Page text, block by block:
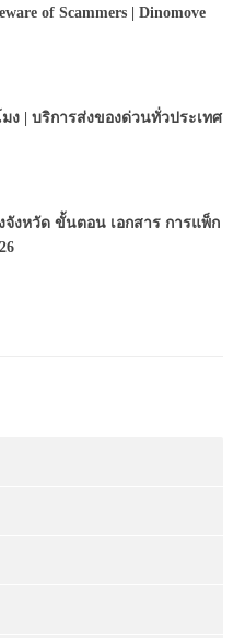
of Scammers | Dinomove
ง | บริการส่งของด่วนทั่วประเทศ
จังหวัด ขั้นตอน เอกสาร การแพ็ก